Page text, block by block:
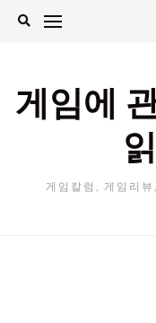
Skip
게임에
게임칼럼, 게임리